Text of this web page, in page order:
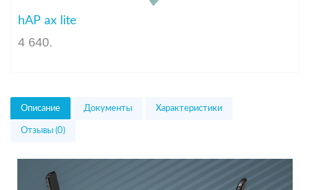
hAP ax lite
4 640.
Описание Документы Характеристики
Отзывы (0)